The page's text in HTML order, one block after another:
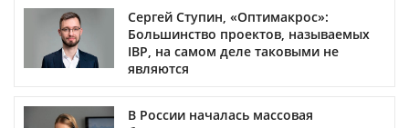
Сергей Ступин, «Оптимакрос»:
Большинство проектов, называемых
IBP, на самом деле таковыми не
являются
В России началась массовая